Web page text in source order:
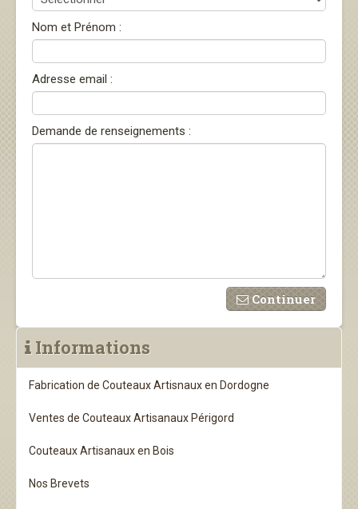
Nom et Prénom :
Adresse email :
Demande de renseignements :
Continuer
Informations
Fabrication de Couteaux Artisnaux en Dordogne
Ventes de Couteaux Artisanaux Périgord
Couteaux Artisanaux en Bois
Nos Brevets